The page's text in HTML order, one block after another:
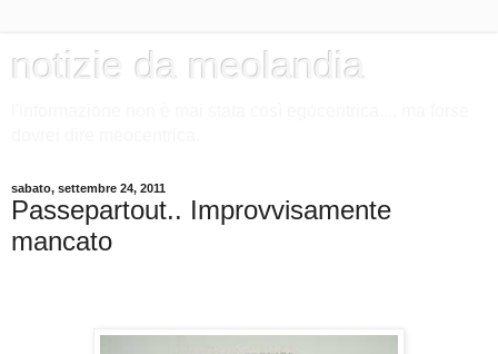
notizie da meolandia
sabato, settembre 24, 2011
Passepartout.. Improvvisamente
mancato